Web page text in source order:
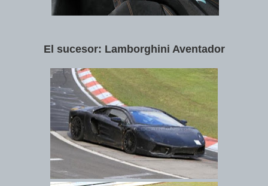
El sucesor: Lamborghini Aventador